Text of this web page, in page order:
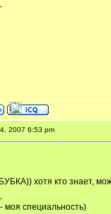
2007 6:53 pm
хотя кто знает,
моя специальность)